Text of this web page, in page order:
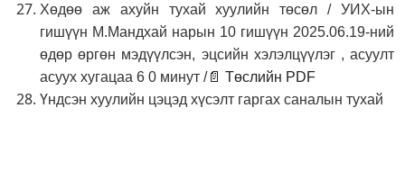
Хөдөө аж ахуйн тухай хуулийн төсөл / УИХ-ын
гишүүн М.Мандхай нарын 10 гишүүн 2025.06.19-ний
өдөр өргөн мэдүүлсэн, эцсийн хэлэлцүүлэг , асуулт
асуух хугацаа 6 0 минут /📄 Төслийн PDF
Үндсэн хуулийн цэцэд хүсэлт гаргах саналын тухай